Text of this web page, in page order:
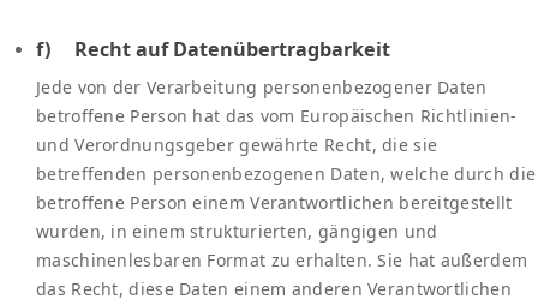
f) Recht auf Datenübertragbarkeit
Jede von der Verarbeitung personenbezogener Daten
betroffene Person hat das vom Europäischen Richtlinien-
und Verordnungsgeber gewährte Recht, die sie
betreffenden personenbezogenen Daten, welche durch die
betroffene Person einem Verantwortlichen bereitgestellt
wurden, in einem strukturierten, gängigen und
maschinenlesbaren Format zu erhalten. Sie hat außerdem
das Recht, diese Daten einem anderen Verantwortlichen